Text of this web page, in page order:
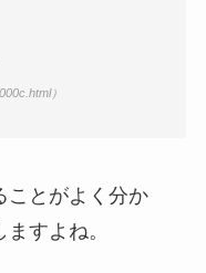
）
ことがよく分か
すよね。